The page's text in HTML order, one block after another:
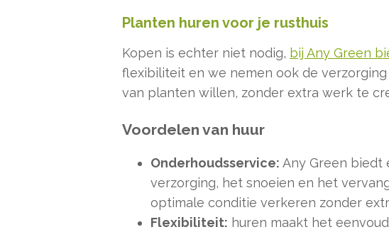
Planten huren voor je rusthuis
Kopen is echter niet nodig, bij Any Green
flexibiliteit en we nemen ook de
van planten willen, zonder extra werk te
Voordelen van huur
Onderhoudsservice: Any Green biedt
verzorging, het snoeien en het
optimale conditie verkeren zonder
Flexibiliteit: huren maakt het